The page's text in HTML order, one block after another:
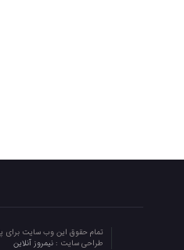
تمام حقوق این وب سایت برای
طراحی سایت : نیمروز آنلاین